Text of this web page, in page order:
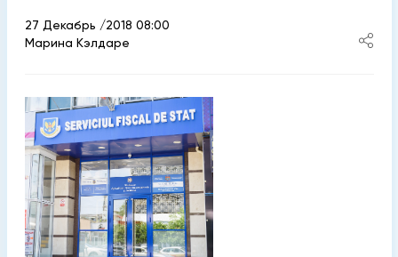
27 Декабрь /2018 08:00
Марина Кэлдаре